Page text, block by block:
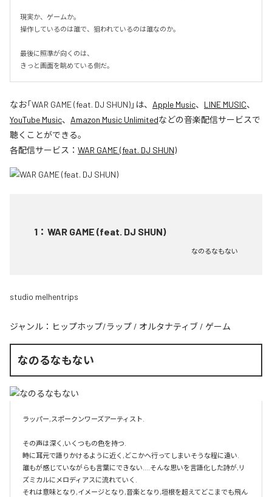
現実か、ゲームか。
操作しているのは誰で、狙われているのは誰なのか。
最後に照準が向くのは、
きっと画面を眺めている側だ。
なお「WAR GAME (feat. DJ SHUN)」は、 Apple Music、 LINE MUSIC、
YouTube Music、 Amazon Music Unlimitedなどの音楽配信サービスで
聴くことができる。
各配信サービス： WAR GAME (feat. DJ SHUN)
1 ： WAR GAME (feat. DJ SHUN)
なのるなもない
studio melhentrips
ジャンル： ヒップホップ/ラップ / オルタナティブ / ゲーム
なのるなもない
ラッパー,スポークンワーズアーティスト.
その声は深く,いくつもの色を持つ.
時に耳元で語りかけるように近く,どこかへ行ってしまいそうな程に遠い.
誰もが感じていながらも言葉にできない....そんな思いを言語化した詩が,リ
ズミカルにメロディアスに流れていく.
それは意味となり,イメージとなり,音楽となり,垣根を超えてどこまでも飛ん